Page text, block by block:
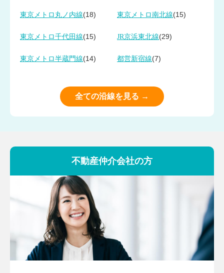
東京メトロ丸ノ内線(18) 東京メトロ南北線(15)
東京メトロ千代田線(15) JR京浜東北線(29)
東京メトロ半蔵門線(14) 都営新宿線(7)
全ての沿線を見る →
不動産仲介会社の方